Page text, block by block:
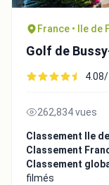
France • Ile de
Golf de
262,834 vues
Classement Ile
Classement
Classement
filmés